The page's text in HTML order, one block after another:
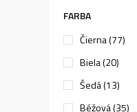
Kopresné prádlo
Overaly(1)
FARBA
Čierna (77)
Biela (20)
Šedá (13)
Béžová (35)